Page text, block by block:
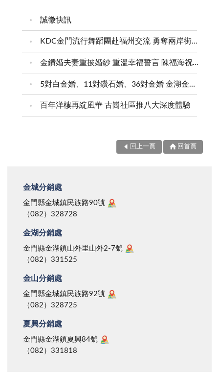
誠徵快訊
KDC金門流行舞蹈團赴福州交流 勇奪兩岸街舞賽三等獎
金鑽婚夫妻重披婚紗 重溫幸福誓言 陳福海祝福牽手半世紀 情深相守成典範
5對白金婚、11對鑽石婚、36對金婚 金湖金沙夫妻共享榮耀時刻 陳福海表揚金鑽婚夫妻 向半世紀相守家庭典範致敬
百年洋樓再綻風華 古崗社區推八大深度體驗
回上一頁 回首頁
金城分銷處
金門縣金城鎮民族路90號
（082）328728
金湖分銷處
金門縣金湖鎮山外里山外2-7號
（082）331525
金山分銷處
金門縣金城鎮民族路92號
（082）328725
夏興分銷處
金門縣金湖鎮夏興84號
（082）331818